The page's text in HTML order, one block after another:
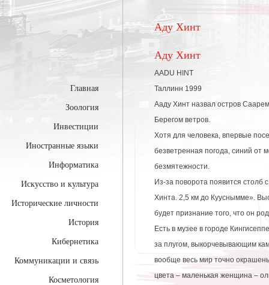
Главная
Зоология
Инвестиции
Иностранные языки
Информатика
Искусство и культура
Исторические личности
История
Кибернетика
Коммуникации и связь
Косметология
Аду Хинт
Аду Хинт
AADU HINT
Таллинн 1999
Ааду Хинт назвал остров
Берегом ветров.
Хотя для человека, впервые
безветренная погода, синий от
безмятежности.
Из-за поворота появится столб
Хинта. 2,5 км до Кууснымме».
будет признание того, что он
Есть в музее в городе
за плугом, выкорчевывающим
вообще весь мир точно
цвета – маленькая женщина –